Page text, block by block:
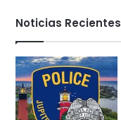
o
Noticias Recientes